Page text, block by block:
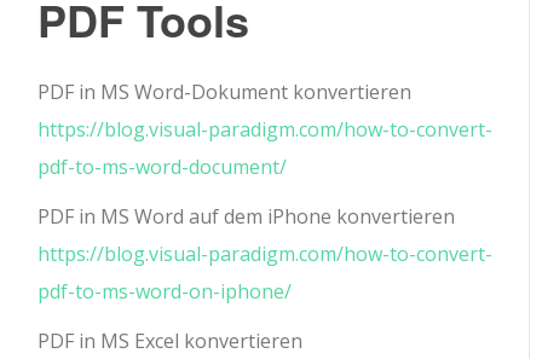
PDF Tools
PDF in MS Word-Dokument konvertieren
https://blog.visual-paradigm.com/how-to-convert-
pdf-to-ms-word-document/
PDF in MS Word auf dem iPhone konvertieren
https://blog.visual-paradigm.com/how-to-convert-
pdf-to-ms-word-on-iphone/
PDF in MS Excel konvertieren